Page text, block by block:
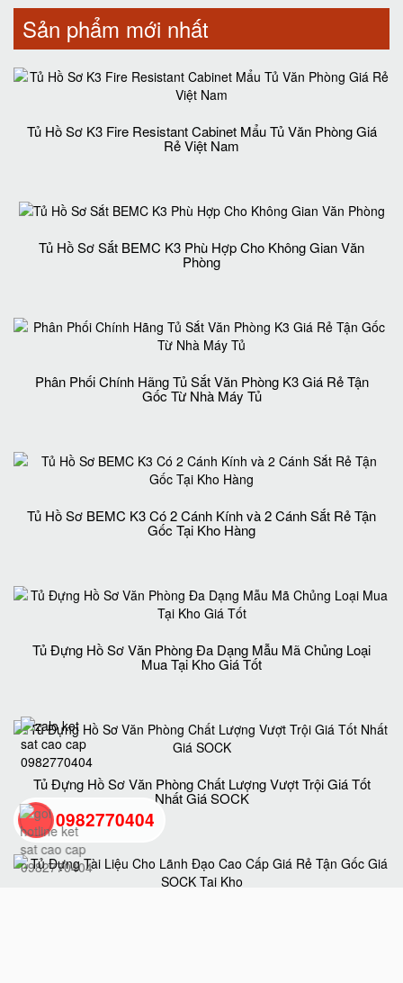
Sản phẩm mới nhất
Tủ Hồ Sơ K3 Fire Resistant Cabinet Mẩu Tủ Văn Phòng Giá
Rẻ Việt Nam
Tủ Hồ Sơ Sắt BEMC K3 Phù Hợp Cho Không Gian Văn
Phòng
Phân Phối Chính Hãng Tủ Sắt Văn Phòng K3 Giá Rẻ Tận
Gốc Từ Nhà Máy Tủ
Tủ Hồ Sơ BEMC K3 Có 2 Cánh Kính và 2 Cánh Sắt Rẻ Tận
Gốc Tại Kho Hàng
Tủ Đựng Hồ Sơ Văn Phòng Đa Dạng Mẫu Mã Chủng Loại
Mua Tại Kho Giá Tốt
Tủ Đựng Hồ Sơ Văn Phòng Chất Lượng Vượt Trội Giá Tốt
Nhất Giá SOCK
0982770404